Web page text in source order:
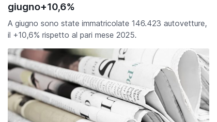
giugno+10,6%
A giugno sono state immatricolate 146.423 autovetture,
il +10,6% rispetto al pari mese 2025.